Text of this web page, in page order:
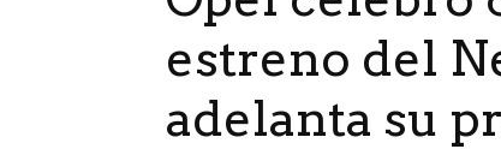
estreno del
adelanta su